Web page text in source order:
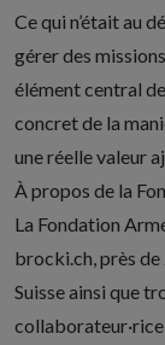
Ce qui n’était au
gérer des
élément central
concret de la
une réelle valeur
À propos de la
La Fondation
brocki.ch, près
Suisse ainsi que